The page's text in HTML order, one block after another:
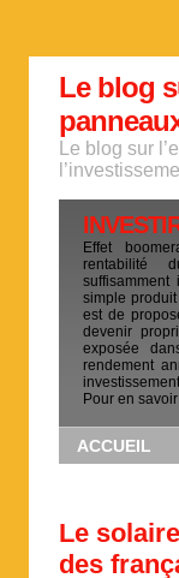
Le blog
Le blog sur
Effet
rentabilité
suffisamment
simple produit
est de
devenir
exposée
rendement
Pour en
ACCUEIL
Le
des